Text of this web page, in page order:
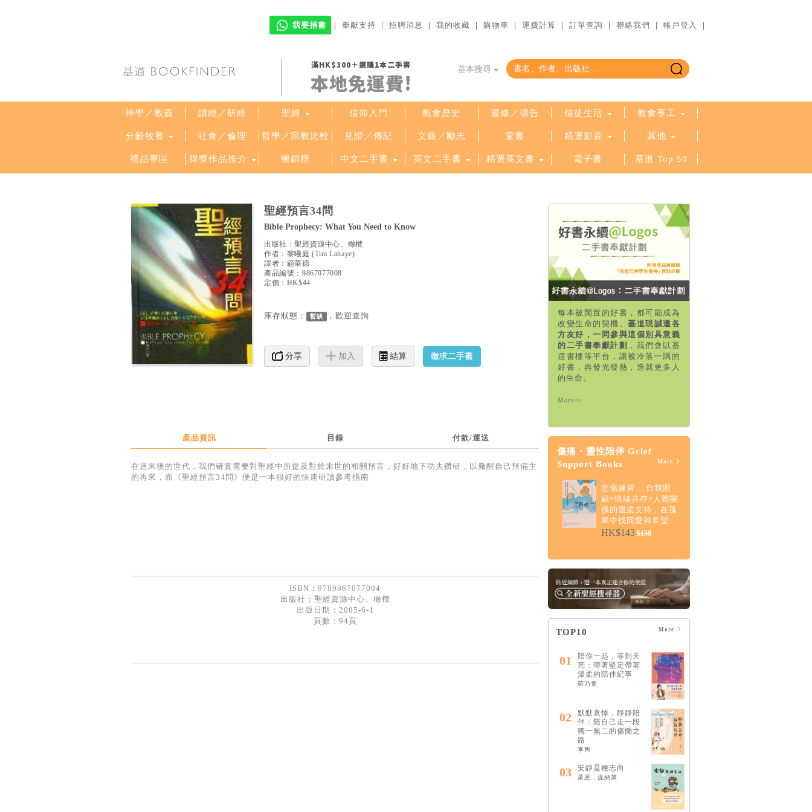
我要捐書 ｜ 奉獻支持 ｜ 招聘消息 ｜ 我的收藏 ｜ 購物車 ｜ 運費計算 ｜ 訂單查詢 ｜ 聯絡我們 ｜ 帳戶登入 ｜
滿HK$300＋選購1本二手書
本地免運費!
基本搜尋
神學／教義 讀經／研經 聖經 信仰入門 教會歷史 靈修／禱告 信徒生活 教會事工
分齡牧養 社會／倫理 哲學／宗教比較 見證／傳記 文藝／勵志 童書 精選影音 其他
禮品專區 得獎作品推介 暢銷榜 中文二手書 英文二手書 精選英文書 電子書 基道 Top 50
聖經預言34問
Bible Prophecy: What You Need to Know
出版社：聖經資源中心、橄欖
作者： 黎曦庭 (Tim Lahaye)
譯者： 顧華德
產品編號： 9867077008
定價：HK$44
庫存狀態： 暫缺 ，歡迎查詢
分享 加入 結算 徵求二手書
產品資訊 目錄 付款/運送
在這末後的世代，我們確實需要對聖經中所提及對於末世的相關預言，好好地下功夫鑽研，以儆醒自己預備主
的再來，而《聖經預言34問》便是一本很好的快速研讀參考指南
ISBN：9789867077004
出版社： 聖經資源中心、橄欖
出版日期：2005-6-1
頁數：94頁
每本被閒置的好書，都可能成為
改變生命的契機。基道現誠邀各
方友好，一同參與這個別具意義
的二手書奉獻計劃 ，我們會以基
道書樓等平台，讓被冷落一隅的
好書，再發光發熱，造就更多人
的生命。
More>>
傷痛・靈性陪伴 Grief
Support Books
More
悲傷練習： 自我照
顧×情緒共存×人際關
係的溫柔支持，在孤
單中找回愛與希望
HK$143 $150
TOP10 More
01
陪你一起，等到天
亮：帶著堅定帶著
溫柔的陪伴紀事
羅乃萱
02
默默哀悼，靜靜陪
伴：陪自己走一段
獨一無二的傷慟之
路
李雋
03 安靜是種志向
萊恩．提納第